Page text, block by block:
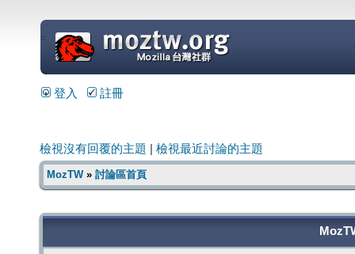
=
登入 註冊
檢視沒有回覆的主題 檢視最近討論的主題
MozTW» 討論區首頁